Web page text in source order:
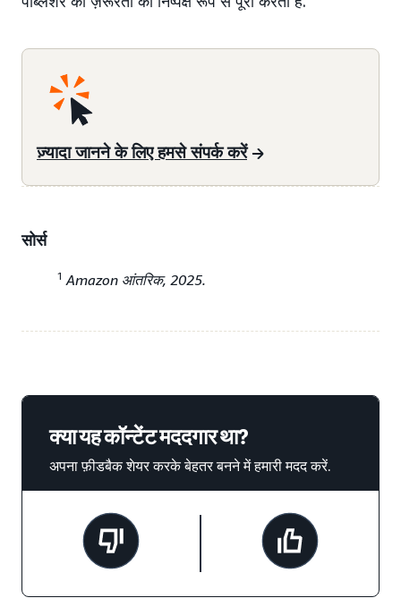
ज़्यादा जानने के लिए हमसे संपर्क करें
सोर्स
1 Amazon आंतरिक, 2025.
क्या यह कॉन्टेंट मददगार था?
अपना फ़ीडबैक शेयर करके बेहतर बनने में हमारी मदद करें.